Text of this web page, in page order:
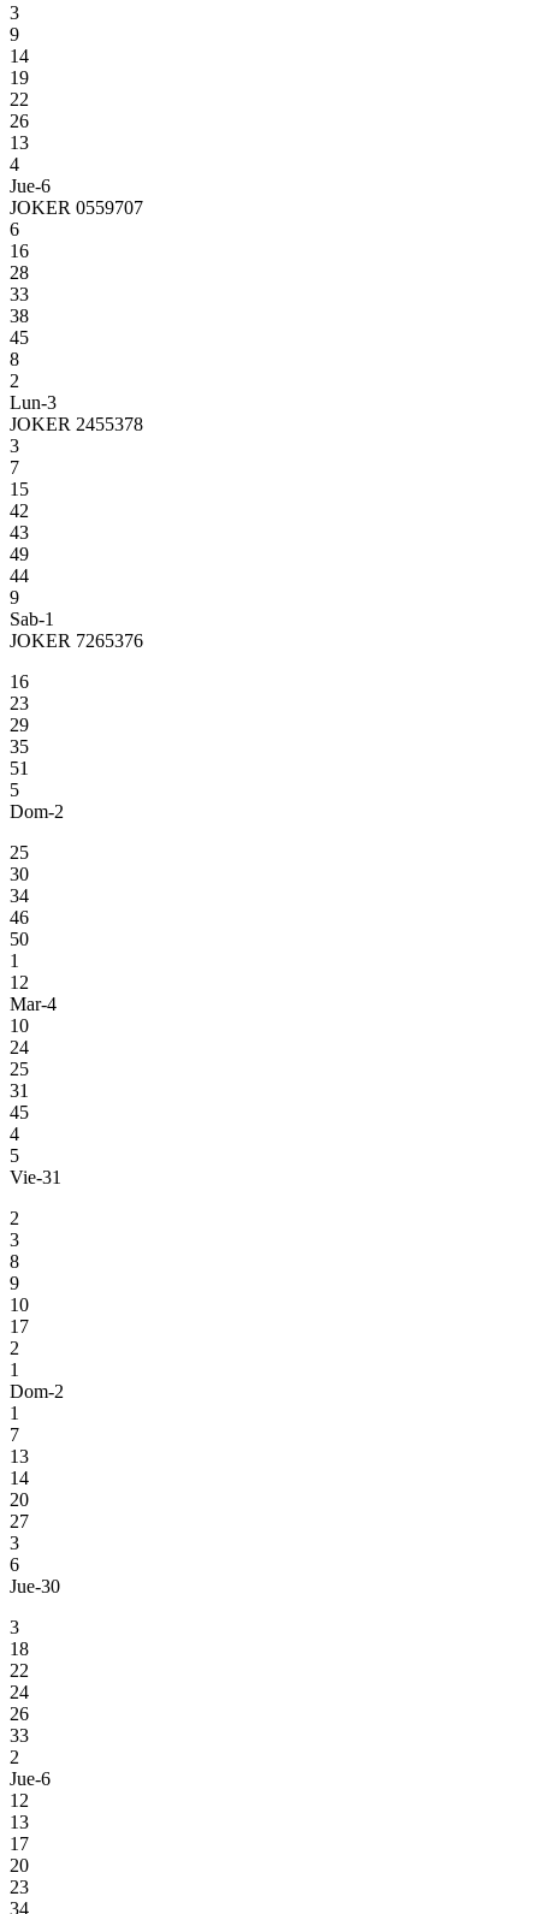
3
9
14
19
22
26
13
4
Jue-6
JOKER 0559707
6
16
28
33
38
45
8
2
Lun-3
JOKER 2455378
3
7
15
42
43
49
44
9
Sab-1
JOKER 7265376
16
23
29
35
51
5
Dom-2
25
30
34
46
50
1
12
Mar-4
10
24
25
31
45
4
5
Vie-31
2
3
8
9
10
17
2
1
Dom-2
1
7
13
14
20
27
3
6
Jue-30
3
18
22
24
26
33
2
Jue-6
12
13
17
20
23
34